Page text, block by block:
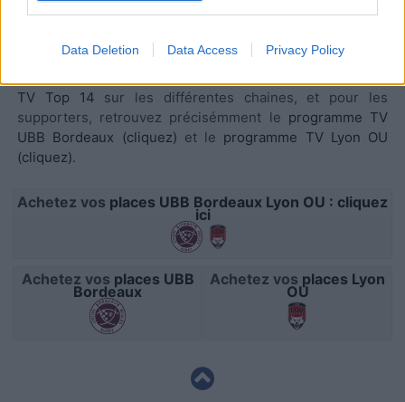
related to security, including authentication
functionality and fraud prevention, and other
user protection.
Data Deletion Data Access Privacy Policy
Nous vous conseillons également le site dédié à l'actu
TV Top 14 sur les différentes chaines, et pour les
supporters, retrouvez précisémment le programme TV
UBB Bordeaux (cliquez) et le programme TV Lyon OU
(cliquez).
Achetez vos places UBB Bordeaux Lyon OU : cliquez
ici
Achetez vos places UBB
Bordeaux
Achetez vos places Lyon
OU